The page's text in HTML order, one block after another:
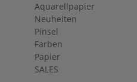
Aquarellpapier
Neuheiten
Pinsel
Farben
Papier
SALES